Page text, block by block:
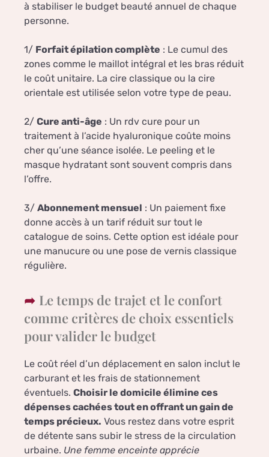
à stabiliser le budget beauté annuel de chaque
personne.
1/ Forfait épilation complète : Le cumul des
zones comme le maillot intégral et les bras réduit
le coût unitaire. La cire classique ou la cire
orientale est utilisée selon votre type de peau.
2/ Cure anti-âge : Un rdv cure pour un
traitement à l’acide hyaluronique coûte moins
cher qu’une séance isolée. Le peeling et le
masque hydratant sont souvent compris dans
l’offre.
3/ Abonnement mensuel : Un paiement fixe
donne accès à un tarif réduit sur tout le
catalogue de soins. Cette option est idéale pour
une manucure ou une pose de vernis classique
régulière.
Le temps de trajet et le confort
comme critères de choix essentiels
pour valider le budget
Le coût réel d’un déplacement en salon inclut le
carburant et les frais de stationnement
éventuels. Choisir le domicile élimine ces
dépenses cachées tout en offrant un gain de
temps précieux. Vous restez dans votre esprit
de détente sans subir le stress de la circulation
urbaine. Une femme enceinte apprécie